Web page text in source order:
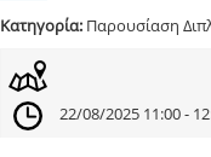
Κατηγορία: Παρουσίαση
22/08/2025 11:00 -